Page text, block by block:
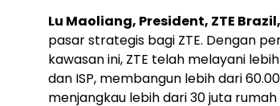
Lu Maoliang, President, ZTE Brazil,
pasar strategis bagi ZTE. Dengan
kawasan ini, ZTE telah melayani
dan ISP, membangun lebih dari
menjangkau lebih dari 30 juta